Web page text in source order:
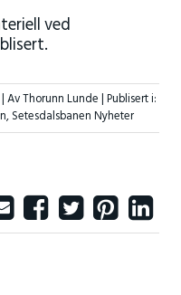
ved
| Av Thorunn Lunde |Publisert i:
,Setesdalsbanen Nyheter